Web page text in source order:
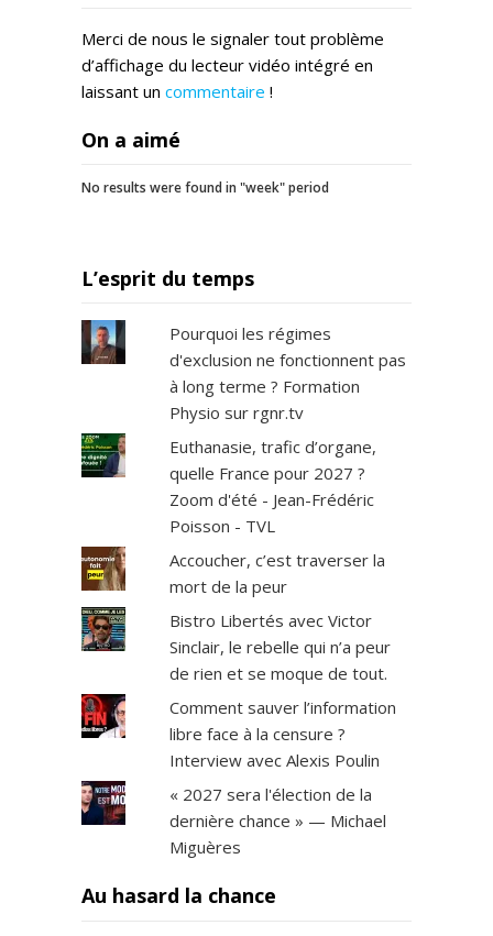
Merci de nous le signaler tout problème
d’affichage du lecteur vidéo intégré en
laissant un commentaire !
On a aimé
No results were found in "week" period
L’esprit du temps
Pourquoi les régimes
d'exclusion ne fonctionnent pas
à long terme ? Formation
Physio sur rgnr.tv
Euthanasie, trafic d’organe,
quelle France pour 2027 ?
Zoom d'été - Jean-Frédéric
Poisson - TVL
Accoucher, c’est traverser la
mort de la peur
Bistro Libertés avec Victor
Sinclair, le rebelle qui n’a peur
de rien et se moque de tout.
Comment sauver l’information
libre face à la censure ?
Interview avec Alexis Poulin
« 2027 sera l'élection de la
dernière chance » — Michael
Miguères
Au hasard la chance